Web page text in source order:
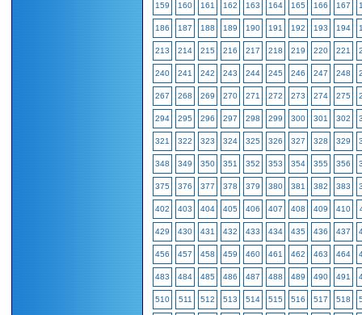
159 160 161 162 163 164 165 166 167
186 187 188 189 190 191 192 193 194
213 214 215 216 217 218 219 220 221
240 241 242 243 244 245 246 247 248
267 268 269 270 271 272 273 274 275
294 295 296 297 298 299 300 301 302
321 322 323 324 325 326 327 328 329
348 349 350 351 352 353 354 355 356
375 376 377 378 379 380 381 382 383
402 403 404 405 406 407 408 409 410
429 430 431 432 433 434 435 436 437
456 457 458 459 460 461 462 463 464
483 484 485 486 487 488 489 490 491
510 511 512 513 514 515 516 517 518